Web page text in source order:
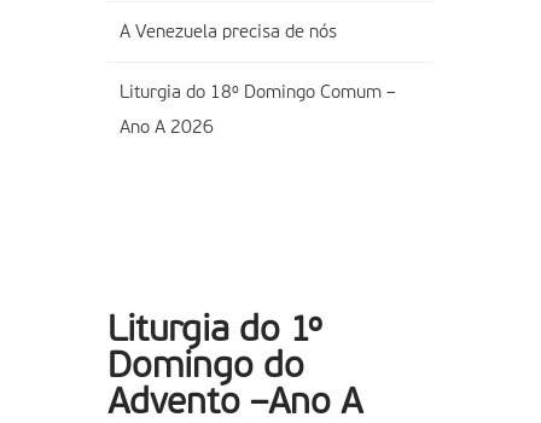
A Venezuela precisa de nós
Liturgia do 18º Domingo Comum –
Ano A 2026
Liturgia do 1º
Domingo do
Advento –Ano A